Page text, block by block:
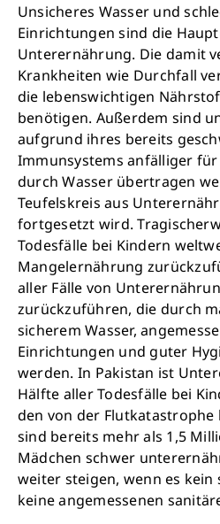
Unsicheres Wasser und
Einrichtungen sind die
Unterernährung. Die damit
Krankheiten wie Durchfall
die lebenswichtigen
benötigen. Außerdem sind
aufgrund ihres bereits
Immunsystems anfälliger
durch Wasser übertragen
Teufelskreis aus
fortgesetzt wird.
Todesfälle bei Kindern
Mangelernährung
aller Fälle von
zurückzuführen, die durch
sicherem Wasser,
Einrichtungen und guter
werden. In Pakistan ist
Hälfte aller Todesfälle bei
den von der
sind bereits mehr als 1,5
Mädchen schwer
weiter steigen, wenn es kein
keine angemessenen
Schon 50 Cent am
bewirken: z.B.
sauberes Trinkwasser
Sauberes Trinkwasser
Krankheit, mehr
Jetzt Leben